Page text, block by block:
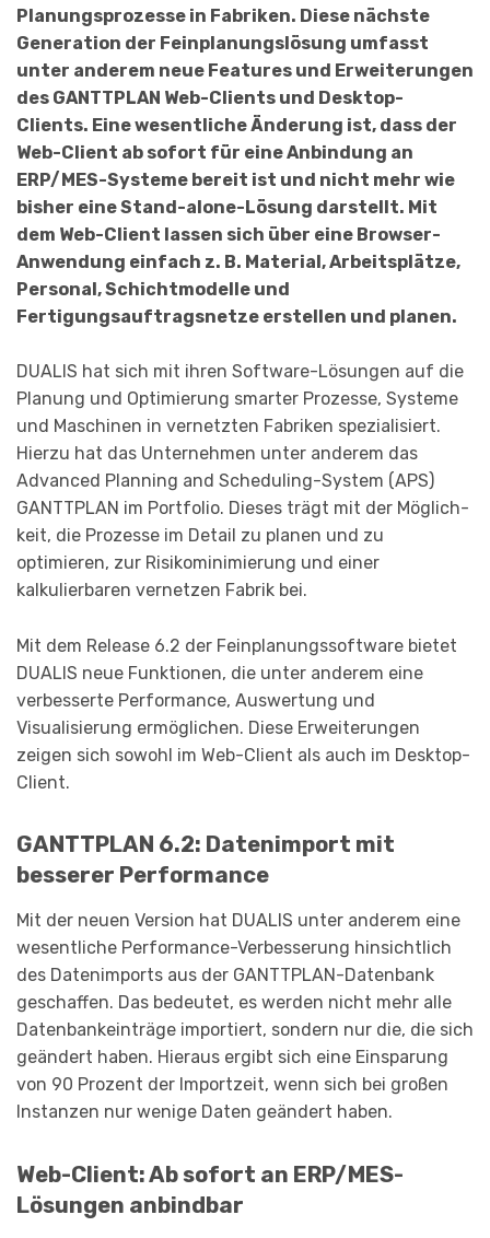
Planungsprozesse in Fabriken. Diese nächste
Generation der Feinplanungslösung umfasst
unter anderem neue Features und Erweiterungen
des GANTTPLAN Web-Clients und Desktop-
Clients. Eine wesent­liche Änderung ist, dass der
Web-Client ab sofort für eine Anbin­dung an
ERP/MES-Systeme bereit ist und nicht mehr wie
bisher eine Stand-alone-Lösung darstellt. Mit
dem Web-Client lassen sich über eine Browser-
Anwendung einfach z. B. Material, Arbeitsplätze,
Personal, Schicht­modelle und
Fertigungsauftragsnetze erstellen und planen.
DUALIS hat sich mit ihren Software-Lösungen auf die
Planung und Optimierung sma­r­ter Prozesse, Systeme
und Maschinen in vernetzten Fabriken spezialisiert.
Hier­zu hat das Unternehmen unter anderem das
Advanced Planning and Scheduling-System (APS)
GANTTPLAN im Portfolio. Dieses trägt mit der Möglich­
keit, die Prozesse im Detail zu planen und zu
optimieren, zur Risikominimierung und einer
kalkulierbaren vernetzen Fabrik bei.
Mit dem Release 6.2 der Feinplanungssoftware bietet
DUALIS neue Funktionen, die unter anderem eine
verbesserte Performance, Auswertung und
Visualisierung ermög­lichen. Diese Erweiterungen
zeigen sich sowohl im Web-Client als auch im Desktop-
Client.
GANTTPLAN 6.2: Datenimport mit
besserer Performance
Mit der neuen Version hat DUALIS unter anderem eine
wesentliche Performance-Verbesserung hin­sichtlich
des Datenimports aus der GANTTPLAN-Datenbank
geschaffen. Das bedeutet, es werden nicht mehr alle
Da­ten­bankeinträge importiert, sondern nur die, die sich
geändert haben. Hieraus ergibt sich eine Einsparung
von 90 Prozent der Importzeit, wenn sich bei großen
Instanzen nur wenige Daten geändert haben.
Web-Client: Ab sofort an ERP/MES-
Lösungen anbindbar